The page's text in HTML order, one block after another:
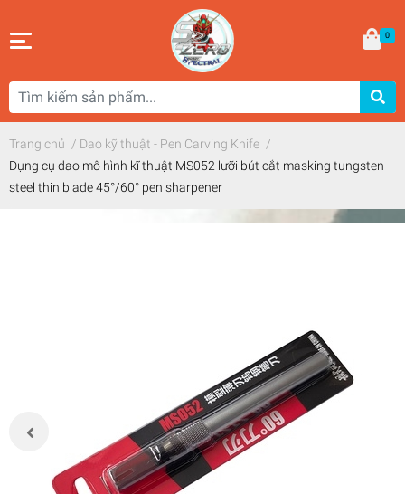
0
Trang chủ / Dao kỹ thuật - Pen Carving Knife /
Dụng cụ dao mô hình kĩ thuật MS052 lưỡi bút cắt masking tungsten
steel thin blade 45°/60° pen sharpener